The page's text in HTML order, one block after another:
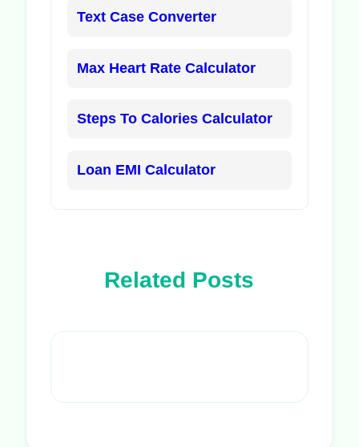
Text Case Converter
Max Heart Rate Calculator
Steps To Calories Calculator
Loan EMI Calculator
Related Posts